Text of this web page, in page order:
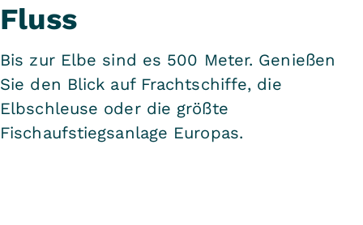
Fluss
Bis zur Elbe sind es 500 Meter. Genießen
Sie den Blick auf Frachtschiffe, die
Elbschleuse oder die größte
Fischaufstiegsanlage Europas.